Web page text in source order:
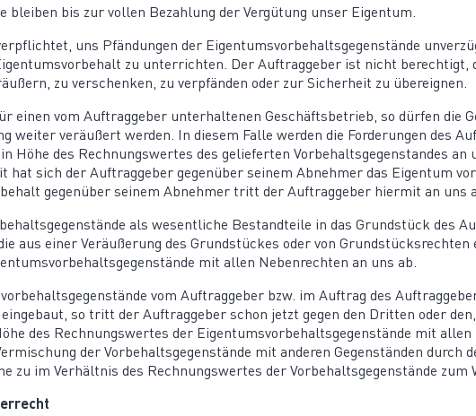
bleiben bis zur vollen Bezahlung der Vergütung unser Eigentum.
uns Pfändungen der Eigen­tums­vor­be­halts­ge­gen­stände
zu unter­richten. Der Auftrag­geber ist nicht
zu verschenken, zu verpfänden oder zur Sicherheit zu übereignen.
einen vom Auftrag­geber unter­hal­tenen Geschäfts­be­trieb, so dürfen die
weiter veräußert werden. In diesem Falle werden die Forde­rungen des
Höhe des Rechnungs­wertes des gelie­ferten Vorbe­halts­ge­gen­standes an
hat sich der Auftrag­geber gegenüber seinem Abnehmer das Eigentum
gegenüber seinem Abnehmer tritt der Auftrag­geber hiermit an uns
als wesent­liche Bestand­teile in das Grund­stück des
aus einer Veräu­ßerung des Grund­stückes oder von Grund­stücks­rechten
mit allen Neben­rechten an uns ab.
vom Auftrag­geber bzw. im Auftrag des
so tritt der Auftrag­geber schon jetzt gegen den Dritten oder
des Rechnungs­wertes der Eigen­tums­vor­be­halts­ge­gen­stände mit
der Vorbe­halts­ge­gen­stände mit anderen Gegen­ständen
zu im Verhältnis des Rechnungs­wertes der Vorbe­halts­ge­gen­stände zum